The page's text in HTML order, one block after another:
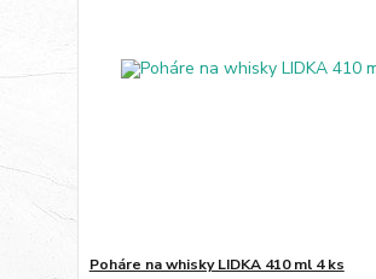
Poháre na whisky LIDKA 410 ml 4 ks